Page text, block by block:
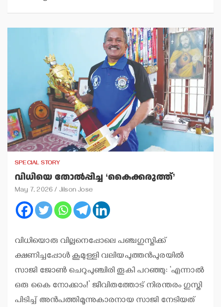
SPECIAL STORY
വിധിയെ തോല്‍പ്പിച്ച ‘കൈക്കരുത്ത്’
May 7, 2026 Jilson Jose
വിധിയൊരു വില്ലനെപ്പോലെ പഞ്ചഗുസ്തിക്ക്
ക്ഷണിച്ചപ്പോള്‍ കൂമുള്ളി വലിയപുത്തന്‍പുരയില്‍
സാജി ജോണ്‍ ചെറുപുഞ്ചിരി തൂകി പറഞ്ഞു: ‘എന്നാല്‍
ഒരു കൈ നോക്കാം!’ ജീവിതത്തോട് നിരന്തരം ഗുസ്തി
പിടിച്ച് അന്‍പത്തിമൂന്നുകാരനായ സാജി നേടിയത്